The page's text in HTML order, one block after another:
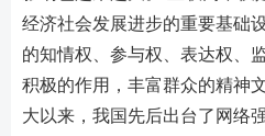
经济社会发展进步的重要基础
的知情权、参与权、表达权、
积极的作用，丰富群众的精神
大以来，我国先后出台了网络